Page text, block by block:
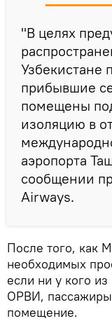
"В целях
Узбекистане
прибывшие
помещены
изоляцию в
аэропорта
сообщении
Airways.
После того, как
необходимых
если ни у кого
ОРВИ, пассажиры
помещение.